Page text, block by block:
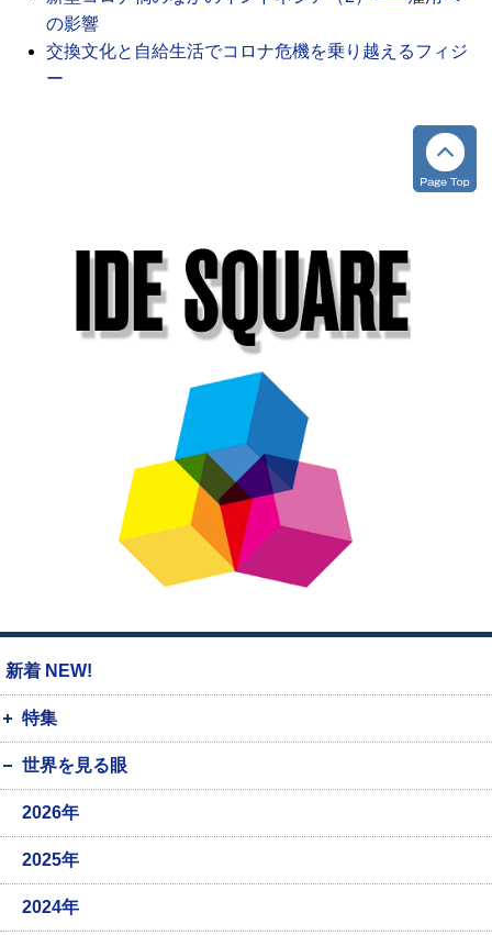
の影響
交換文化と自給生活でコロナ危機を乗り越えるフィジ
ー
新着 NEW!
特集
世界を見る眼
2026年
2025年
2024年